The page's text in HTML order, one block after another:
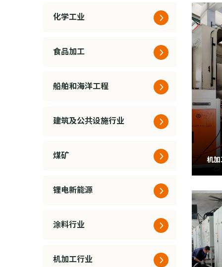
化学工业
食品加工
船舶和海洋工程
建筑及公共设施行业
煤矿
锂电新能源
涂料行业
机加工行业
机